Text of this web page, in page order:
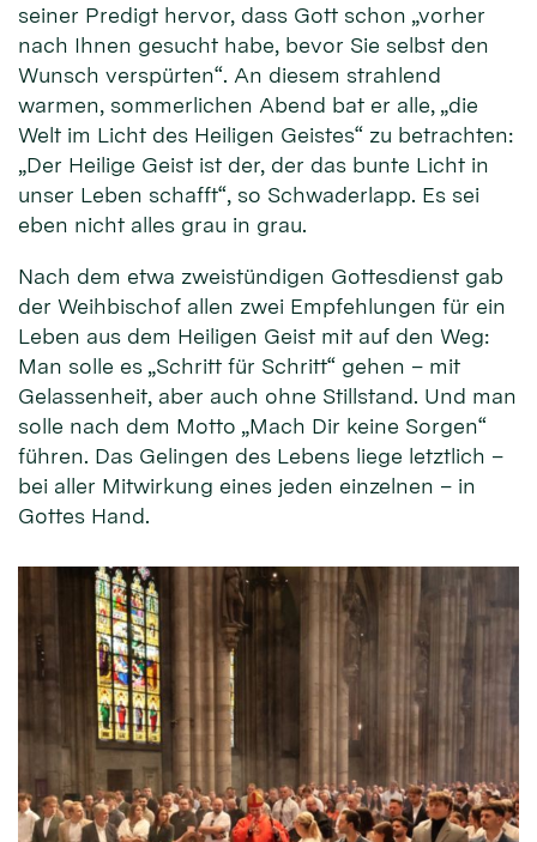
seiner Predigt hervor, dass Gott schon „vorher
nach Ihnen gesucht habe, bevor Sie selbst den
Wunsch verspürten“. An diesem strahlend
warmen, sommerlichen Abend bat er alle, „die
Welt im Licht des Heiligen Geistes“ zu betrachten:
„Der Heilige Geist ist der, der das bunte Licht in
unser Leben schafft“, so Schwaderlapp. Es sei
eben nicht alles grau in grau.
Nach dem etwa zweistündigen Gottesdienst gab
der Weihbischof allen zwei Empfehlungen für ein
Leben aus dem Heiligen Geist mit auf den Weg:
Man solle es „Schritt für Schritt“ gehen – mit
Gelassenheit, aber auch ohne Stillstand. Und man
solle nach dem Motto „Mach Dir keine Sorgen“
führen. Das Gelingen des Lebens liege letztlich –
bei aller Mitwirkung eines jeden einzelnen – in
Gottes Hand.